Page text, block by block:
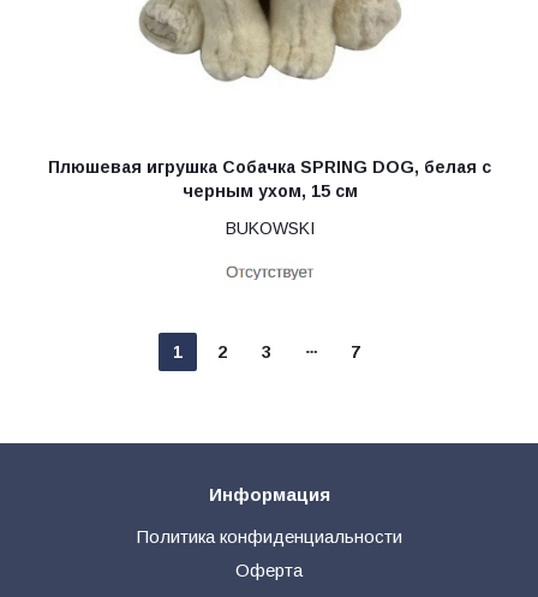
Плюшевая игрушка Собачка SPRING DOG, белая с
черным ухом, 15 см
BUKOWSKI
1 2 3 7
Информация
Политика конфиденциальности
Оферта